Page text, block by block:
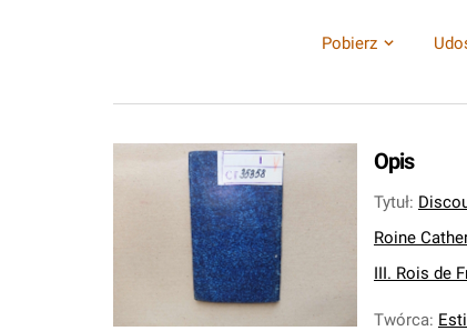
Pobierz
Opis
Tytuł:
Roine
III. Rois de
Twórca: